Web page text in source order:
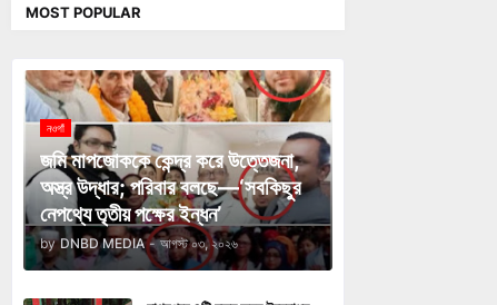
MOST POPULAR
নওগাঁ
জমি মাপজোককে কেন্দ্র করে উত্তেজনা,
অস্ত্র উদ্ধার; পরিবার বলছে—‘সবকিছুর
নেপথ্যে তৃতীয় পক্ষের ইন্ধন’
by DNBD MEDIA - আগস্ট ০৩, ২০২৬